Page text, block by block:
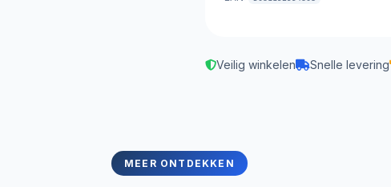
Veilig winkelen Snelle levering
MEER ONTDEKKEN